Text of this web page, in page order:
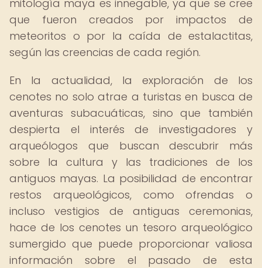
mitología maya es innegable, ya que se cree
que fueron creados por impactos de
meteoritos o por la caída de estalactitas,
según las creencias de cada región.
En la actualidad, la exploración de los
cenotes no solo atrae a turistas en busca de
aventuras subacuáticas, sino que también
despierta el interés de investigadores y
arqueólogos que buscan descubrir más
sobre la cultura y las tradiciones de los
antiguos mayas. La posibilidad de encontrar
restos arqueológicos, como ofrendas o
incluso vestigios de antiguas ceremonias,
hace de los cenotes un tesoro arqueológico
sumergido que puede proporcionar valiosa
información sobre el pasado de esta